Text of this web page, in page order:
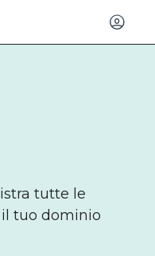
tutte le
tuo dominio